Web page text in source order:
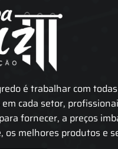
é trabalhar com
cada setor,
fornecer, a preços
os melhores produtos e